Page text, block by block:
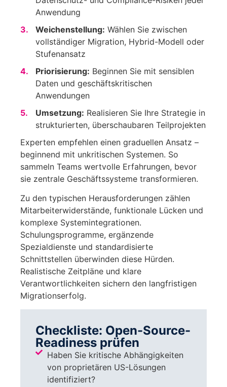
Anwendung
Weichenstellung: Wählen Sie zwischen
vollständiger Migration, Hybrid-Modell oder
Stufenansatz
Priorisierung: Beginnen Sie mit sensiblen
Daten und geschäftskritischen
Anwendungen
Umsetzung: Realisieren Sie Ihre Strategie in
strukturierten, überschaubaren Teilprojekten
Experten empfehlen einen graduellen Ansatz –
beginnend mit unkritischen Systemen. So
sammeln Teams wertvolle Erfahrungen, bevor
sie zentrale Geschäftssysteme transformieren.
Zu den typischen Herausforderungen zählen
Mitarbeiterwiderstände, funktionale Lücken und
komplexe Systemintegrationen.
Schulungsprogramme, ergänzende
Spezialdienste und standardisierte
Schnittstellen überwinden diese Hürden.
Realistische Zeitpläne und klare
Verantwortlichkeiten sichern den langfristigen
Migrationserfolg.
Checkliste: Open-Source-
Readiness prüfen
Haben Sie kritische Abhängigkeiten
von proprietären US-Lösungen
identifiziert?